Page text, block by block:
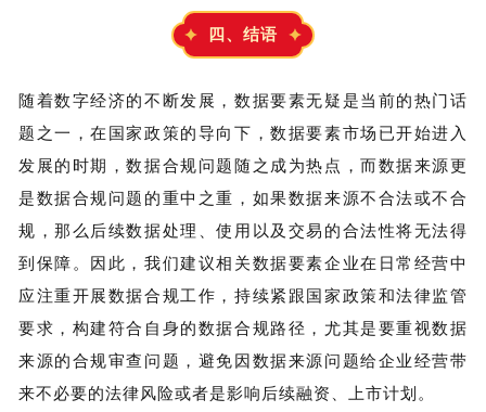
四、结语
随着数字经济的不断发展，数据要素无疑是当前的热门话
题之一，在国家政策的导向下，数据要素市场已开始进入
发展的时期，数据合规问题随之成为热点，而数据来源更
是数据合规问题的重中之重，如果数据来源不合法或不合
规，那么后续数据处理、使用以及交易的合法性将无法得
到保障。因此，我们建议相关数据要素企业在日常经营中
应注重开展数据合规工作，持续紧跟国家政策和法律监管
要求，构建符合自身的数据合规路径，尤其是要重视数据
来源的合规审查问题，避免因数据来源问题给企业经营带
来不必要的法律风险或者是影响后续融资、上市计划。